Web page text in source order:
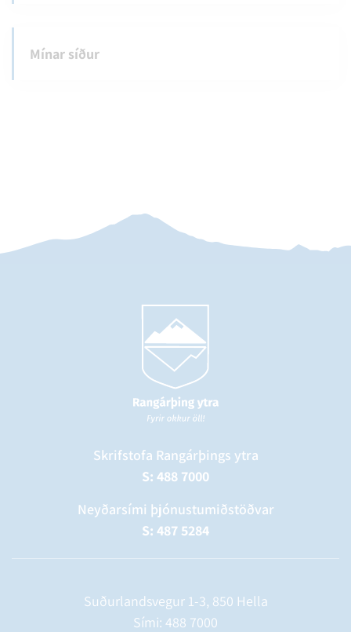
Mínar síður
Skrifstofa Rangárþings ytra
S: 488 7000
Neyðarsími þjónustumiðstöðvar
S: 487 5284
Suðurlandsvegur 1-3, 850 Hella
Sími: 488 7000